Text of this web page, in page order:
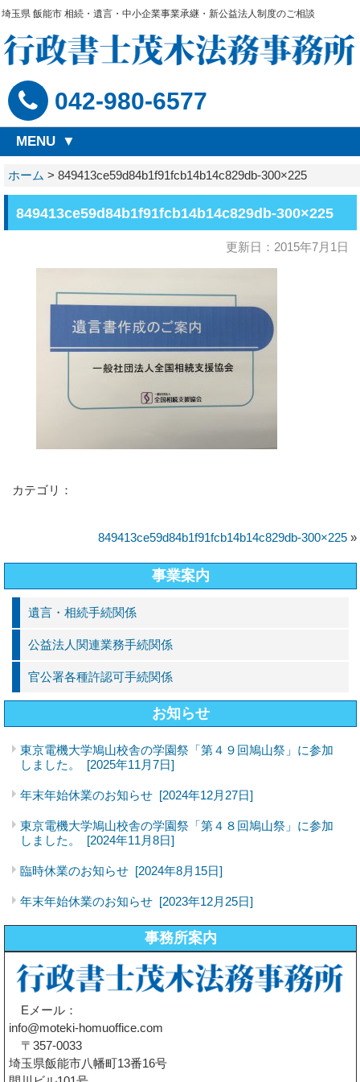
埼玉県 飯能市 相続・遺言・中小企業事業承継・新公益法人制度のご相談
042-980-6577
MENU
ホーム > 849413ce59d84b1f91fcb14b14c829db-300×225
849413ce59d84b1f91fcb14b14c829db-300×225
更新日：2015年7月1日
カテゴリ：
849413ce59d84b1f91fcb14b14c829db-300×225 »
事業案内
遺言・相続手続関係
公益法人関連業務手続関係
官公署各種許認可手続関係
お知らせ
東京電機大学鳩山校舎の学園祭「第４９回鳩山祭」に参加
しました。 [2025年11月7日]
年末年始休業のお知らせ [2024年12月27日]
東京電機大学鳩山校舎の学園祭「第４８回鳩山祭」に参加
しました。 [2024年11月8日]
臨時休業のお知らせ [2024年8月15日]
年末年始休業のお知らせ [2023年12月25日]
事務所案内
Eメール：
info@moteki-homuoffice.com
〒357-0033
埼玉県飯能市八幡町13番16号